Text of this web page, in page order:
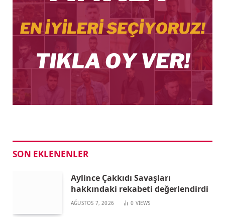
SON EKLENENLER
Aylince Çakkıdı Savaşları
hakkındaki rekabeti değerlendirdi
AĞUSTOS 7, 2026 0 VIEWS